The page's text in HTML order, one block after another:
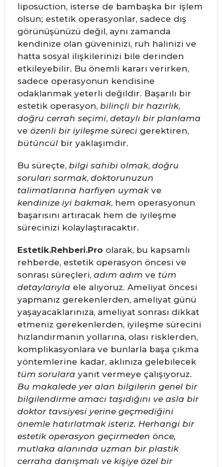
liposuction, isterse de bambaşka bir işlem
olsun; estetik operasyonlar, sadece dış
görünüşünüzü değil, aynı zamanda
kendinize olan güveninizi, ruh halinizi ve
hatta sosyal ilişkilerinizi bile derinden
etkileyebilir. Bu önemli kararı verirken,
sadece operasyonun kendisine
odaklanmak yeterli değildir. Başarılı bir
estetik operasyon, bilinçli bir hazırlık,
doğru cerrah seçimi, detaylı bir planlama
ve özenli bir iyileşme sürecigerektiren,
bütüncülbir yaklaşımdır.
Bu süreçte, bilgi sahibi olmak, doğru
soruları sormak, doktorunuzun
talimatlarına harfiyen uymakve
kendinize iyi bakmak, hem operasyonun
başarısını artıracak hem de iyileşme
sürecinizi kolaylaştıracaktır.
Estetik.Rehberi.Pro olarak, bu kapsamlı
rehberde, estetik operasyon öncesi ve
sonrası süreçleri, adım adım ve tüm
detaylarıyla ele alıyoruz. Ameliyat öncesi
yapmanız gerekenlerden, ameliyat günü
yaşayacaklarınıza, ameliyat sonrası dikkat
etmeniz gerekenlerden, iyileşme sürecini
hızlandırmanın yollarına, olası risklerden,
komplikasyonlara ve bunlarla başa çıkma
yöntemlerine kadar, aklınıza gelebilecek
tüm sorulara yanıt vermeye çalışıyoruz.
Bu makalede yer alan bilgilerin genel bir
bilgilendirme amacı taşıdığını ve asla bir
doktor tavsiyesi yerine geçmediğini
önemle hatırlatmak isteriz. Herhangi bir
estetik operasyon geçirmeden önce,
mutlaka alanında uzman bir plastik
cerraha danışmalı ve kişiye özel bir